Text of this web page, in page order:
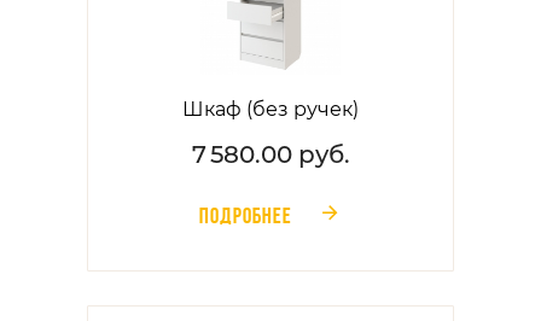
Шкаф (без ручек)
7 580.00 руб.
ПОДРОБНЕЕ 󰁔